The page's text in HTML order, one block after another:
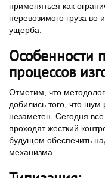
применяться как
перевозимого груза во
ущерба.
Особенности
процессов
Отметим, что
добились того, что шум
незаметен. Сегодня
проходят жесткий
будущем обеспечить
механизма.